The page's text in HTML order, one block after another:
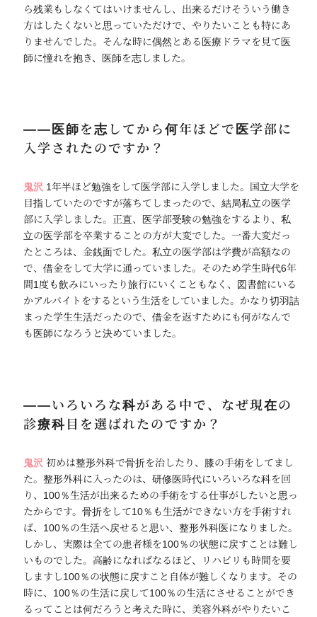
ら残業もしなくてはいけませんし、出来るだけそういう働き
方はしたくないと思っていただけで、やりたいことも特にあ
りませんでした。そんな時に偶然とある医療ドラマを見て医
師に憧れを抱き、医師を志しました。
――医師を志してから何年ほどで医学部に
入学されたのですか？
鬼沢 1年半ほど勉強をして医学部に入学しました。国立大学を
目指していたのですが落ちてしまったので、結局私立の医学
部に入学しました。正直、医学部受験の勉強をするより、私
立の医学部を卒業することの方が大変でした。一番大変だっ
たところは、金銭面でした。私立の医学部は学費が高額なの
で、借金をして大学に通っていました。そのため学生時代6年
間1度も飲みにいったり旅行にいくこともなく、図書館にいる
かアルバイトをするという生活をしていました。かなり切羽詰
まった学生生活だったので、借金を返すためにも何がなんで
も医師になろうと決めていました。
――いろいろな科がある中で、なぜ現在の
診療科目を選ばれたのですか？
鬼沢初めは整形外科で骨折を治したり、膝の手術をしてまし
た。整形外科に入ったのは、研修医時代にいろいろな科を回
り、100％生活が出来るための手術をする仕事がしたいと思っ
たからです。骨折をして10％も生活ができない方を手術すれ
ば、100％の生活へ戻せると思い、整形外科医になりました。
しかし、実際は全ての患者様を100％の状態に戻すことは難し
いものでした。高齢になればなるほど、リハビリも時間を要
しますし100％の状態に戻すこと自体が難しくなります。その
時に、100％の生活に戻して100％の生活にさせることができ
るってことは何だろうと考えた時に、美容外科がやりたいこ